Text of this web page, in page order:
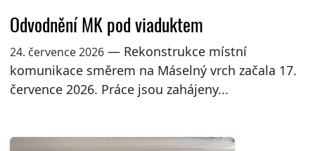
Odvodnění MK pod viaduktem
24. července 2026— Rekonstrukce místní
komunikace směrem na Máselný vrch začala 17.
července 2026. Práce jsou zahájeny...